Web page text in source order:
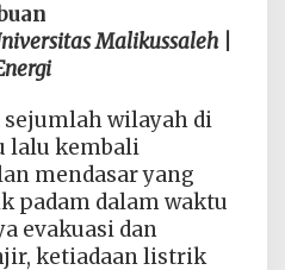
Malikussaleh |
wilayah di
lalu kembali
mendasar yang
padam dalam waktu
evakuasi dan
ketiadaan listrik